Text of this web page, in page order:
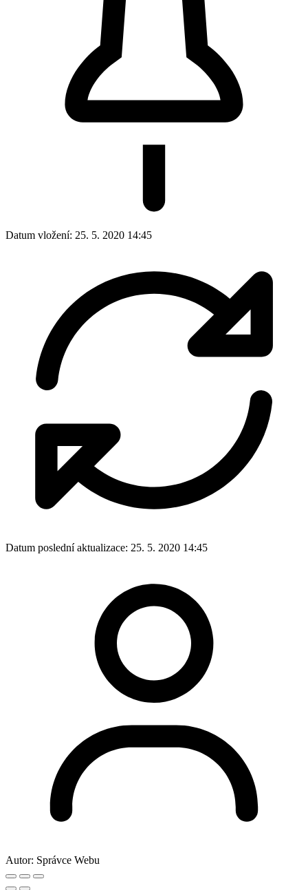
Datum vložení: 25. 5. 2020 14:45
Datum poslední aktualizace: 25. 5. 2020 14:45
Autor: Správce Webu